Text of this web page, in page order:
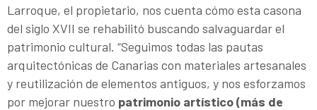
Larroque, el propietario, nos cuenta cómo esta casona
del siglo XVII se rehabilitó buscando salvaguardar el
patrimonio cultural. “Seguimos todas las pautas
arquitectónicas de Canarias con materiales artesanales
y reutilización de elementos antiguos, y nos esforzamos
por mejorar nuestro patrimonio artístico (más de